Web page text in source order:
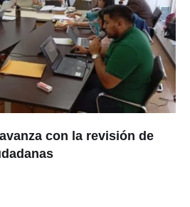
con la revisión de